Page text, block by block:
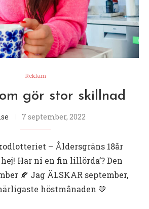
Reklam
gör stor skillnad
7 september, 2022
– Åldersgräns 18år
Har ni en fin lillörda’? Den
🍂 Jag ÄLSKAR september,
höstmånaden 🤎